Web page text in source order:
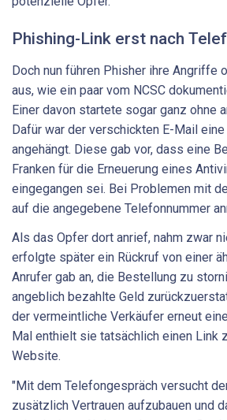
Phishing-Link erst nach
Doch nun führen Phisher ihre Angriffe
aus, wie ein paar vom NCSC
Einer davon startete sogar ganz ohne
Dafür war der verschickten E-Mail eine
angehängt. Diese gab vor, dass eine
Franken für die Erneuerung eines
eingegangen sei. Bei Problemen mit
auf die angegebene Telefonnummer
Als das Opfer dort anrief, nahm zwar
erfolgte später ein Rückruf von einer
Anrufer gab an, die Bestellung zu
angeblich bezahlte Geld
der vermeintliche Verkäufer erneut
Mal enthielt sie tatsächlich einen Link
Website.
"Mit dem Telefongespräch versucht
zusätzlich Vertrauen aufzubauen und